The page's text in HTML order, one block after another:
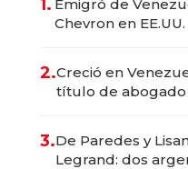
1. Emigró de
Chevron en
2.Creció en
título de
3.De Paredes y
Legrand: dos